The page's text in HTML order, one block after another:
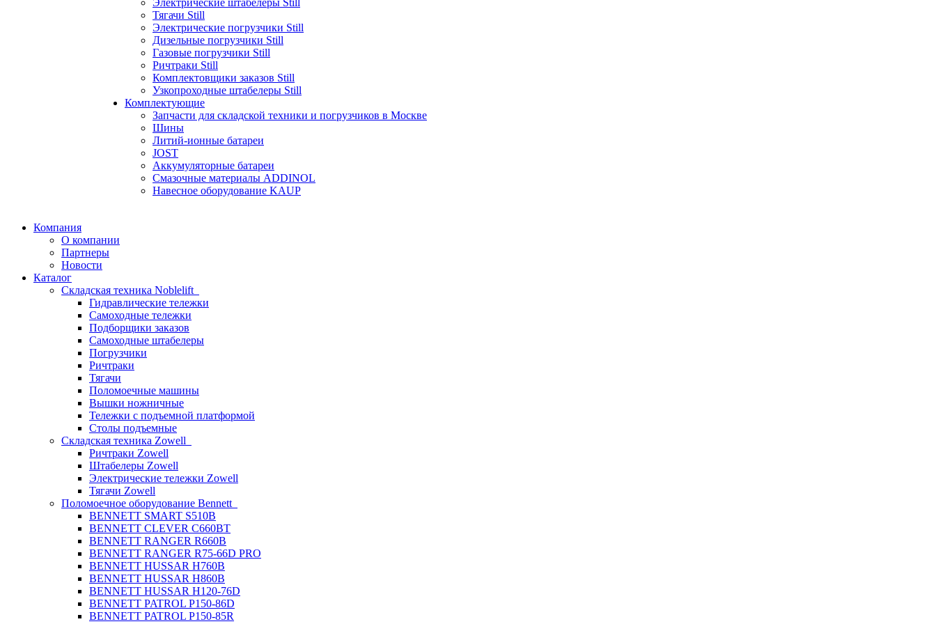
Электрические штабелеры Still
Тягачи Still
Электрические погрузчики Still
Дизельные погрузчики Still
Газовые погрузчики Still
Ричтраки Still
Комплектовщики заказов Still
Узкопроходные штабелеры Still
Комплектующие
Запчасти для складской техники и погрузчиков в Москве
Шины
Литий-ионные батареи
JOST
Аккумуляторные батареи
Смазочные материалы ADDINOL
Навесное оборудование KAUP
Компания
О компании
Партнеры
Новости
Каталог
Складская техника Noblelift
Гидравлические тележки
Самоходные тележки
Подборщики заказов
Самоходные штабелеры
Погрузчики
Ричтраки
Тягачи
Поломоечные машины
Вышки ножничные
Тележки с подъемной платформой
Столы подъемные
Складская техника Zowell
Ричтраки Zowell
Штабелеры Zowell
Электрические тележки Zowell
Тягачи Zowell
Поломоечное оборудование Bennett
BENNETT SMART S510B
BENNETT CLEVER C660BT
BENNETT RANGER R660B
BENNETT RANGER R75-66D PRO
BENNETT HUSSAR H760B
BENNETT HUSSAR H860B
BENNETT HUSSAR H120-76D
BENNETT PATROL P150-86D
BENNETT PATROL P150-85R